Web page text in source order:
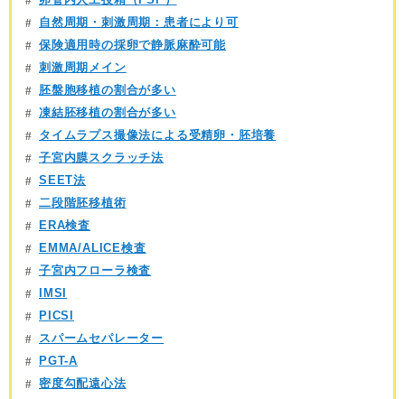
自然周期・刺激周期：患者により可
保険適用時の採卵で静脈麻酔可能
刺激周期メイン
胚盤胞移植の割合が多い
凍結胚移植の割合が多い
タイムラプス撮像法による受精卵・胚培養
子宮内膜スクラッチ法
SEET法
二段階胚移植術
ERA検査
EMMA/ALICE検査
子宮内フローラ検査
IMSI
PICSI
スパームセパレーター
PGT-A
密度勾配遠心法